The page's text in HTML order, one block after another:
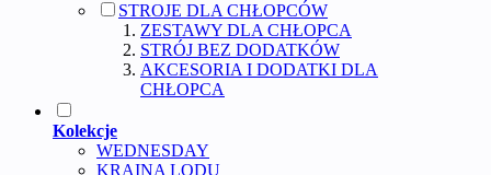
STROJE DLA CHŁOPCÓW
ZESTAWY DLA CHŁOPCA
STRÓJ BEZ DODATKÓW
AKCESORIA I DODATKI DLA
CHŁOPCA
Kolekcje
WEDNESDAY
KRAINA LODU